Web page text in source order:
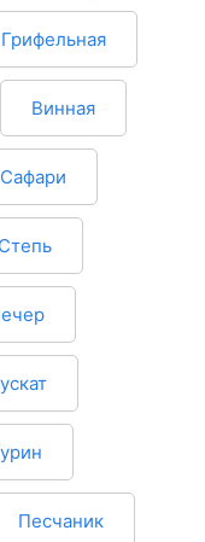
Грифельная
Винная
Сафари
Степь
Песчаник